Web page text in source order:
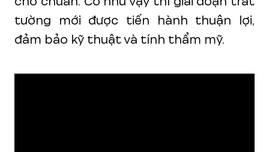
tường mới được tiến hành thuận lợi,
đảm bảo kỹ thuật và tính thẩm mỹ.